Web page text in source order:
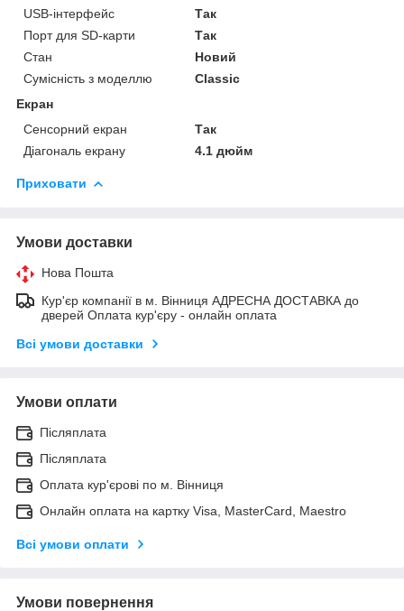
USB-інтерфейс
Так
Порт для SD-карти
Так
Стан
Новий
Сумісність з моделлю
Classic
Екран
Сенсорний екран
Так
Діагональ екрану
4.1 дюйм
Приховати
Умови доставки
Нова Пошта
Кур'єр компанії в м. Вінниця АДРЕСНА ДОСТАВКА до
дверей Оплата кур'єру - онлайн оплата
Всі умови доставки
Умови оплати
Післяплата
Післяплата
Оплата кур'єрові по м. Вінниця
Онлайн оплата на картку Visa, MasterCard, Maestro
Всі умови оплати
Умови повернення